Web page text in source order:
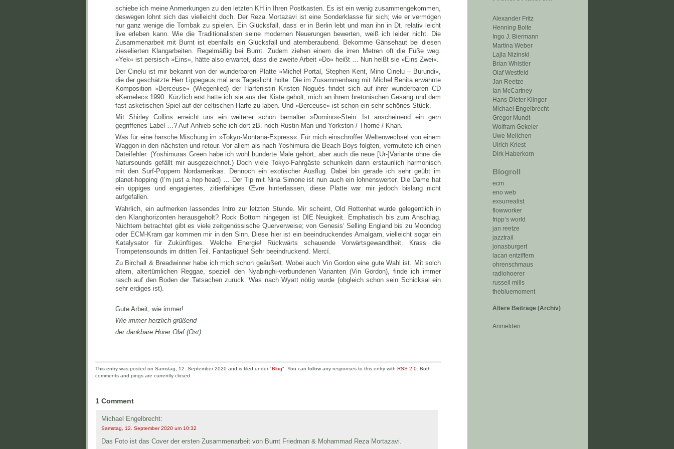
Alexander Fritz
Henning Bolte
Ingo J. Biermann
Martina Weber
Lajla Nizinski
Brian Whistler
Olaf Westfeld
Jan Reetze
Ian McCartney
Hans-Dieter Klinger
Michael Engelbrecht
Gregor Mundt
Wolfram Gekeler
Uwe Meilchen
Ulrich Kriest
Dirk Haberkorn
Blogroll
ecm
eno web
exsurrealist
flowworker
fripp‘s world
jan reetze
jazztrail
jonasburgert
lacan entziffern
ohrenschmaus
radiohoerer
russell mills
thebluemoment
Ältere Beiträge (Archiv)
Anmelden
schiebe ich meine Anmerkungen zu den letzten KH in Ihren Postkasten. Es ist ein wenig zusammengekommen,
deswegen lohnt sich das vielleicht doch. Der Reza Mortazavi ist eine Sonderklasse für sich; wie er vermögen
nur ganz wenige die Tombak zu spielen. Ein Glücksfall, dass er in Berlin lebt und man ihn in Dt. relativ leicht
live erleben kann. Wie die Traditionalisten seine modernen Neuerungen bewerten, weiß ich leider nicht. Die
Zusammenarbeit mit Burnt ist ebenfalls ein Glücksfall und atemberaubend. Bekomme Gänsehaut bei diesen
zieselierten Klangarbeiten. Regelmäßig bei Burnt. Zudem ziehen einem die irren Metren oft die Füße weg.
»Yek« ist persisch »Eins«, hätte also erwartet, dass die zweite Arbeit »Do« heißt … Nun heißt sie »Eins Zwei«.
Der Cinelu ist mir bekannt von der wunderbaren Platte »Michel Portal, Stephen Kent, Mino Cinelu ‎– Burundi«,
die der geschätzte Herr Lippegaus mal ans Tageslicht holte. Die im Zusammenhang mit Michel Benita erwähnte
Komposition »Berceuse« (Wiegenlied) der Harfenistin Kristen Nogués findet sich auf ihrer wunderbaren CD
»Kernelec« 1990. Kürzlich erst hatte ich sie aus der Kiste geholt, mich an ihrem bretonischen Gesang und dem
fast asketischen Spiel auf der celtischen Harfe zu laben. Und »Berceuse« ist schon ein sehr schönes Stück.
Mit Shirley Collins erreicht uns ein weiterer schön bemalter »Domino«-Stein. Ist anscheinend ein gern
gegriffenes Label …? Auf Anhieb sehe ich dort zB. noch Rustin Man und Yorkston / Thorne / Khan.
Was für eine harsche Mischung im »Tokyo-Montana-Express«. Für mich einschroffer Weltenwechsel von einem
Waggon in den nächsten und retour. Vor allem als nach Yoshimura die Beach Boys folgten, vermutete ich einen
Dateifehler. (Yoshimuras Green habeich wohl hunderte Male gehört, aber auch die neue [Ur-]Variante ohne die
Natursounds gefällt mir ausgezeichnet.) Doch viele Tokyo-Fahrgäste schunkeln dann erstaunlich harmonisch
mit den Surf-Poppern Nordamerikas. Dennoch ein exotischer Ausflug. Dabei bin gerade ich sehr geübt im
planet-hopping (I’m just a hop head) … Der Tip mit Nina Simone ist nun auch ein lohnenswerter. Die Dame hat
ein üppiges und engagiertes, zitierfähiges Œvre hinterlassen, diese Platte war mir jedoch bislang nicht
aufgefallen.
Wahrlich, ein aufmerken lassendes Intro zur letzten Stunde. Mir scheint, Old Rottenhat wurde gelegentlich in
den Klanghorizonten herausgeholt? Rock Bottom hingegen ist DIE Neuigkeit. Emphatisch bis zum Anschlag.
Nüchtern betrachtet gibt es vielezeitgenössische Querverweise; von Genesis‘ Selling England bis zu Moondog
oder ECM-Kram gar kommen mir in den Sinn. Diese hier ist ein beeindruckendes Amalgam, vielleicht sogar ein
Katalysator für Zukünftiges. Welche Energie! Rückwärts schauendeVorwärtsgewandtheit. Krass die
Trompetensounds im dritten Teil. Fantastique! Sehr beeindruckend. Mercí.
Zu Birchall & Breadwinner habe ich mich schon geäußert. Wobei auch Vin Gordon eine gute Wahl ist. Mit solch
altem, altertümlichen Reggae, speziell den Nyabinghi-verbundenen Varianten (Vin Gordon), finde ich immer
rasch auf den Boden der Tatsachen zurück. Was nach Wyatt nötig wurde (obgleich schon sein Schicksal ein
sehr erdiges ist).
Gute Arbeit, wie immer!
Wie immer herzlich grüßend
der dankbare Hörer Olaf (Ost)
This entry was posted on Samstag, 12. September 2020 and is filed under "Blog". You can follow any responses to this entry with RSS 2.0 . Both
comments and pings are currently closed.
1 Comment
Michael Engelbrecht:
Samstag, 12. September 2020 um 10:32
Das Foto ist das Cover der ersten Zusammenarbeit von Burnt Friedman & Mohammad Reza Mortazavi.